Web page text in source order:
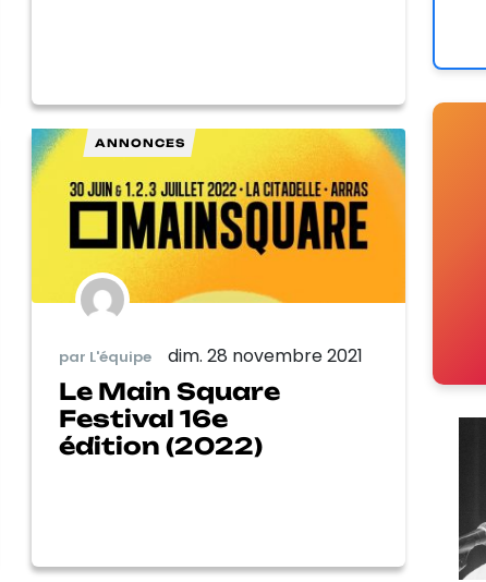
ANNONCES
par L'équipe dim. 28 novembre 2021
Le Main Square
Festival 16e
édition (2022)